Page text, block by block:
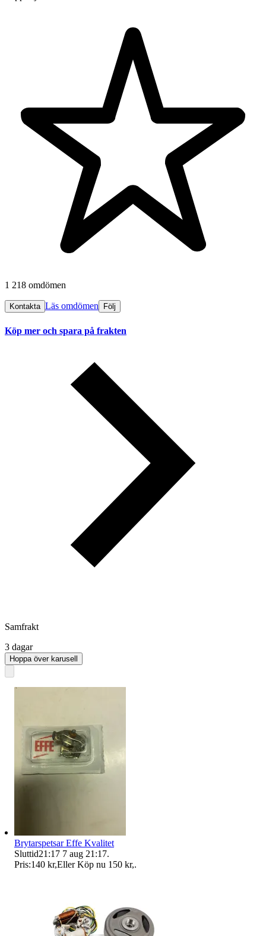
1 218 omdömen
Kontakta Läs omdömen Följ
Köp mer och spara på frakten
Samfrakt
3 dagar
Hoppa över karusell
Brytarspetsar Effe Kvalitet
Sluttid21:17 7 aug 21:17.
Pris:140 kr,Eller Köp nu 150 kr,.